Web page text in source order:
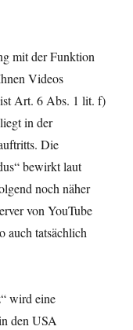
mit der Funktion
Videos
Art. 6 Abs. 1 lit. f)
in der
Die
bewirkt laut
noch näher
von YouTube
auch tatsächlich
wird eine
den USA